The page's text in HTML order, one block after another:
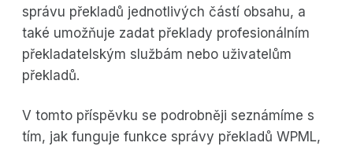
správu překladů jednotlivých částí obsahu, a
také umožňuje zadat překlady profesionálním
překladatelským službám nebo uživatelům
překladů.
V tomto příspěvku se podrobněji seznámíme s
tím, jak funguje funkce správy překladů WPML,